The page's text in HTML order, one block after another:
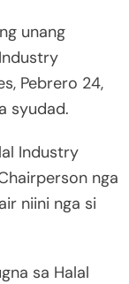
unang
Pebrero 24,
syudad.
Industry
nga
niini nga si
sa Halal